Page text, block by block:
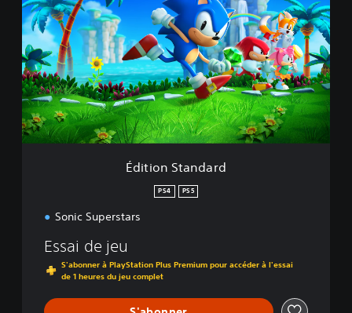
i
t
i
o
n
S
t
a
n
d
Édition Standard
PS4 PS5
Sonic Superstars
Essai de jeu
S'abonner à PlayStation Plus Premium pour accéder à l'essai
de 1 heures du jeu complet